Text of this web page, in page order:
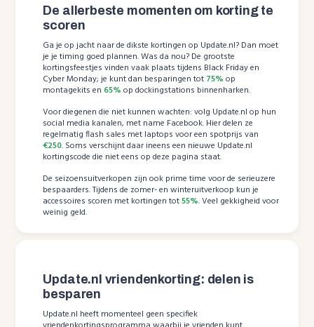
De allerbeste momenten om korting te
scoren
Ga je op jacht naar de dikste kortingen op Update.nl? Dan moet
je je timing goed plannen. Was da nou? De grootste
kortingsfeestjes vinden vaak plaats tijdens Black Friday en
Cyber Monday; je kunt dan besparingen tot 75% op
montagekits en 65% op dockingstations binnenharken.
Voor diegenen die niet kunnen wachten: volg Update.nl op hun
social media kanalen, met name Facebook. Hier delen ze
regelmatig flash sales met laptops voor een spotprijs van
€250. Soms verschijnt daar ineens een nieuwe Update.nl
kortingscode die niet eens op deze pagina staat.
De seizoensuitverkopen zijn ook prime time voor de serieuzere
bespaarders. Tijdens de zomer- en winteruitverkoop kun je
accessoires scoren met kortingen tot55%. Veel gekkigheid voor
weinig geld.
Update.nl vriendenkorting: delen is
besparen
Update.nl heeft momenteel geen specifiek